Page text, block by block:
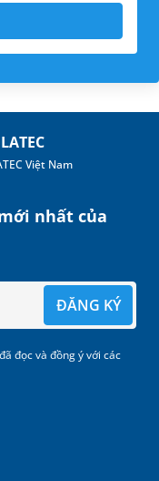
Việt Nam
nhất của
ĐĂNG KÝ
đọc và đồng ý với các